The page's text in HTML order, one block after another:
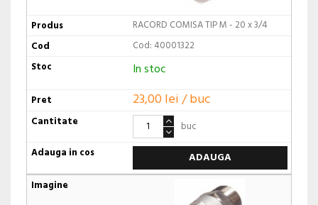
RACORD COMISA TIP M - 20 x 3/4
Cod: 40001322
In stoc
23,00 lei / buc
buc
ADAUGA